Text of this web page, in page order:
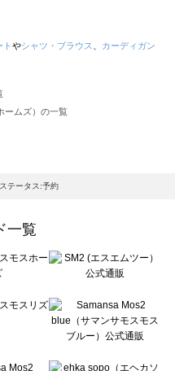
ト やシャツ・ブラウス
カーディガン
ームズ）の一覧
ンサモスモス）の一覧
ー）の一覧
覧
テータス:予約
一覧